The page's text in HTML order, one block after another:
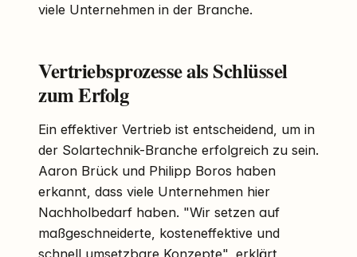
viele Unternehmen in der Branche.
Vertriebsprozesse als Schlüssel
zum Erfolg
Ein effektiver Vertrieb ist entscheidend, um in
der Solartechnik-Branche erfolgreich zu sein.
Aaron Brück und Philipp Boros haben
erkannt, dass viele Unternehmen hier
Nachholbedarf haben. "Wir setzen auf
maßgeschneiderte, kosteneffektive und
schnell umsetzbare Konzepte", erklärt